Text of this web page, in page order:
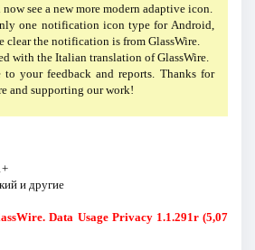
see a new more modern adaptive icon.
one notification icon type for Android,
clear the notification is from GlassWire.
with the Italian translation of GlassWire.
your feedback and reports. Thanks for
and supporting our work!
и другие
Data Usage Privacy 1.1.291r (5,07